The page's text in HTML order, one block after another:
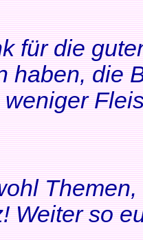
für die
haben, die
Weiter so